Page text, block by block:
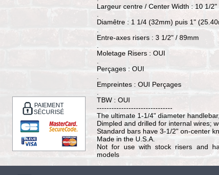
PAIEMENT
SÉCURISÉ
Largeur centre / Center Width : 10 1/
.
Diamêtre : 1 1/4 (32mm) puis 1"
.
Entre-axes risers : 3 1/2" / 89mm
.
Moletage Risers : OUI
.
Perçages : OUI
.
Empreintes : OUI Perçages
.
TBW : OUI
-------------------------------
The ultimate 1-1/4" diameter
Dimpled and drilled for internal wires;
Standard bars have 3-1/2" on-center
Made in the U.S.A.
Not for use with stock risers and
models